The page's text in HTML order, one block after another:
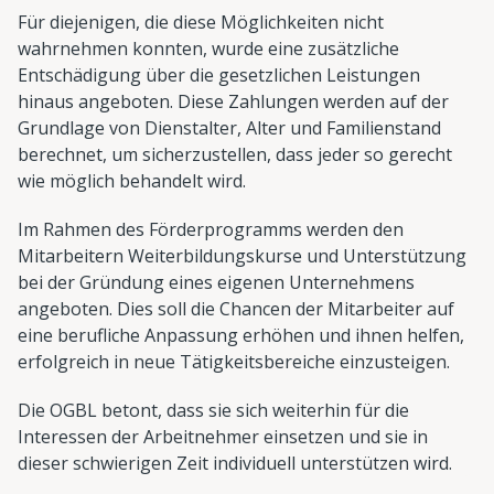
Für diejenigen, die diese Möglichkeiten nicht
wahrnehmen konnten, wurde eine zusätzliche
Entschädigung über die gesetzlichen Leistungen
hinaus angeboten. Diese Zahlungen werden auf der
Grundlage von Dienstalter, Alter und Familienstand
berechnet, um sicherzustellen, dass jeder so gerecht
wie möglich behandelt wird.
Im Rahmen des Förderprogramms werden den
Mitarbeitern Weiterbildungskurse und Unterstützung
bei der Gründung eines eigenen Unternehmens
angeboten. Dies soll die Chancen der Mitarbeiter auf
eine berufliche Anpassung erhöhen und ihnen helfen,
erfolgreich in neue Tätigkeitsbereiche einzusteigen.
Die OGBL betont, dass sie sich weiterhin für die
Interessen der Arbeitnehmer einsetzen und sie in
dieser schwierigen Zeit individuell unterstützen wird.